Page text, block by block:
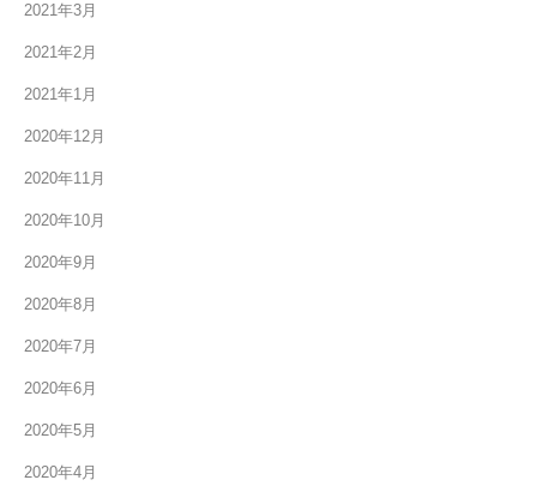
2021年3月
2021年2月
2021年1月
2020年12月
2020年11月
2020年10月
2020年9月
2020年8月
2020年7月
2020年6月
2020年5月
2020年4月